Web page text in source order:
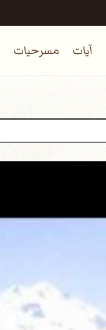
آيات مسرحيات